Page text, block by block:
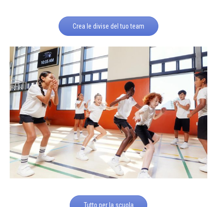
Crea le divise del tuo team
Tutto per la scuola